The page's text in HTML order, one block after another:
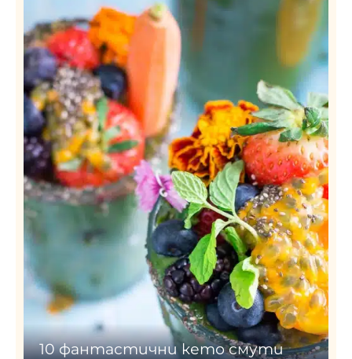
10 фантастични кето смути